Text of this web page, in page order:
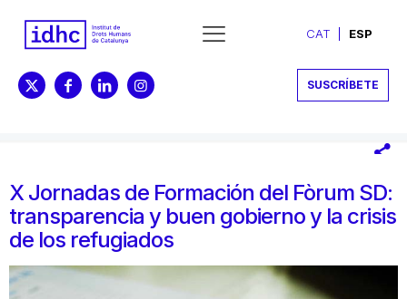
CAT ESP
SUSCRÍBETE
X Jornadas de Formación del Fòrum SD:
transparencia y buen gobierno y la crisis
de los refugiados